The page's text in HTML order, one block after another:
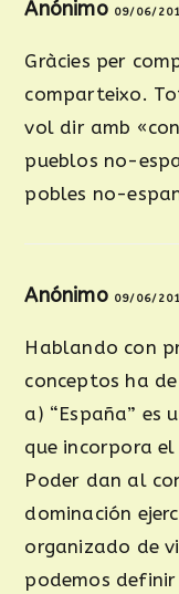
Anónimo 09/06/
Gràcies per
comparteixo.
vol dir amb
pueblos no-
pobles no-
Anónimo 09/06/
Hablando con
conceptos ha
a) “España” es
que incorpora
Poder dan al
dominación
organizado de
podemos definir